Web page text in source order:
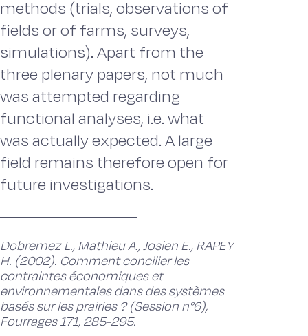
methods (trials, observations of
fields or of farms, surveys,
simulations). Apart from the
three plenary papers, not much
was attempted regarding
functional analyses, i.e. what
was actually expected. A large
field remains therefore open for
future investigations.
Dobremez L., Mathieu A., Josien E., RAPEY
H. (2002). Comment concilier les
contraintes économiques et
environnementales dans des systèmes
basés sur les prairies ? (Session n°6),
Fourrages 171, 285-295.